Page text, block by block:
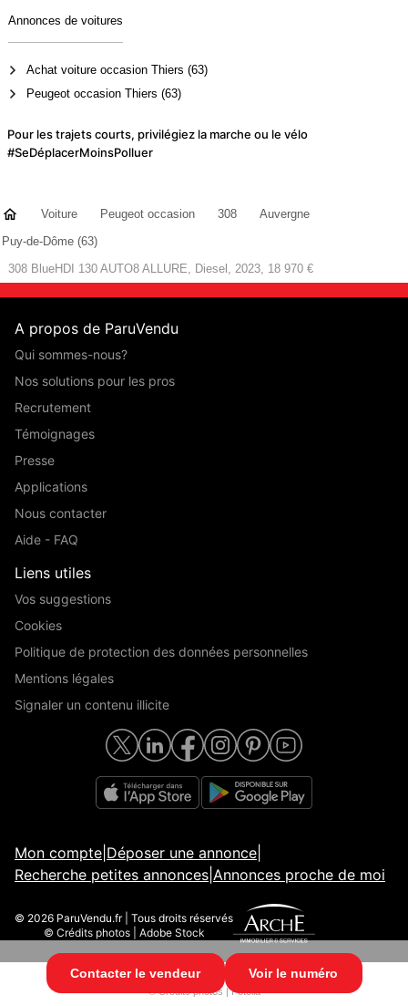
Contacter le vendeur Voir le numéro
Annonces de voitures
Achat voiture occasion Thiers (63)
Peugeot occasion Thiers (63)
Pour les trajets courts, privilégiez la marche ou le vélo
#SeDéplacerMoinsPolluer
Voiture Peugeot occasion 308
Auvergne
Puy-de-Dôme (63)
308 BlueHDI 130 AUTO8 ALLURE, Diesel, 2023, 18 970 €
A propos de ParuVendu
Qui sommes-nous?
Nos solutions pour les pros
Recrutement
Témoignages
Presse
Applications
Nous contacter
Aide - FAQ
Liens utiles
Vos suggestions
Cookies
Politique de protection des données personnelles
Mentions légales
Signaler un contenu illicite
Mon compte Déposer une annonce
Recherche petites annonces Annonces proche de moi
© 2026 ParuVendu.fr | Tous droits réservés
© Crédits photos | Adobe Stock
© 2026 ParuVendu.fr | Tous droits réservés
© Crédits photos | Fotolia